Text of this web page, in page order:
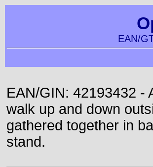
EAN/
EAN/GIN: 42193432 -
walk up and down
gathered together in
stand.